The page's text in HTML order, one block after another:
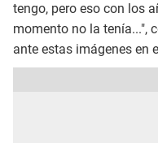
tengo, pero eso con los
momento no la tenía...",
ante estas imágenes en el